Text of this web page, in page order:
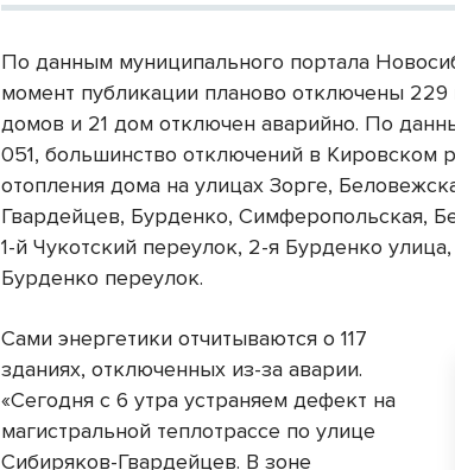
По данным муниципального портала
момент публикации планово отключены
домов и 21 дом отключен аварийно. По
051, большинство отключений в Кировском
отопления дома на улицах Зорге,
Гвардейцев, Бурденко, Симферопольская,
1-й Чукотский переулок, 2-я Бурденко
Бурденко переулок.
Сами энергетики отчитываются о 117
зданиях, отключенных из-за аварии.
«Сегодня с 6 утра устраняем дефект на
магистральной теплотрассе по улице
Сибиряков-Гвардейцев. В зоне